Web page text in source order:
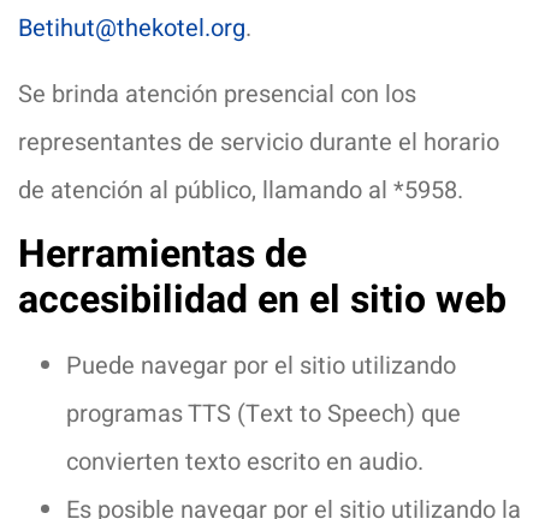
Betihut@thekotel.org.
Se brinda atención presencial con los
representantes de servicio durante el horario
de atención al público, llamando al *5958.
Herramientas de
accesibilidad en el sitio web
Puede navegar por el sitio utilizando
programas TTS (Text to Speech) que
convierten texto escrito en audio.
Es posible navegar por el sitio utilizando la